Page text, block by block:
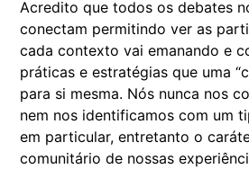
Acredito que todos os debates
conectam permitindo ver as
cada contexto vai emanando e
práticas e estratégias que uma
para si mesma. Nós nunca nos
nem nos identificamos com um
em particular, entretanto o
comunitário de nossas